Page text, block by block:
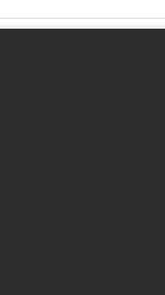
publikovat